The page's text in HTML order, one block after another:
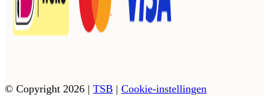
© Copyright 2026 | TSB | Cookie-instellingen